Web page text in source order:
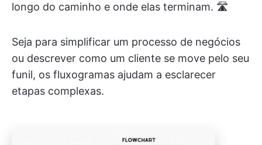
longo do caminho e onde elas terminam. 🛣️
Seja para simplificar um processo de negócios
ou descrever como um cliente se move pelo seu
funil, os fluxogramas ajudam a esclarecer
etapas complexas.